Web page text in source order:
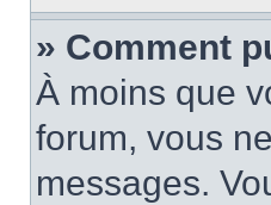
» Comment
À moins que
forum, vous
messages.